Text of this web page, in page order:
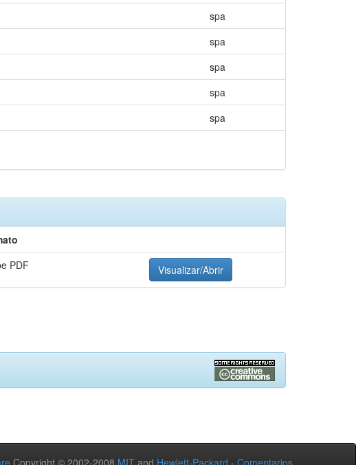
spa
spa
spa
spa
spa
PDF Visualizar/Abrir
Copyright © 2002-2008 MIT and Hewlett-Packard - Comentarios